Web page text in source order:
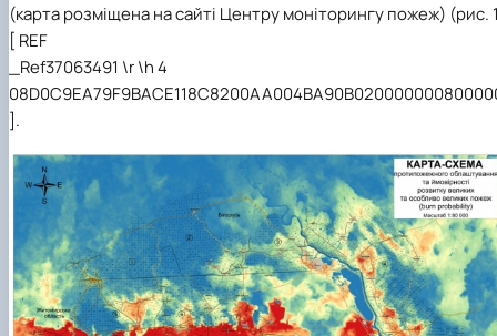
(карта розміщена на сайті Центру моніторингу пожеж) (рис.
[ REF
_Ref37063491 \r \h4
].